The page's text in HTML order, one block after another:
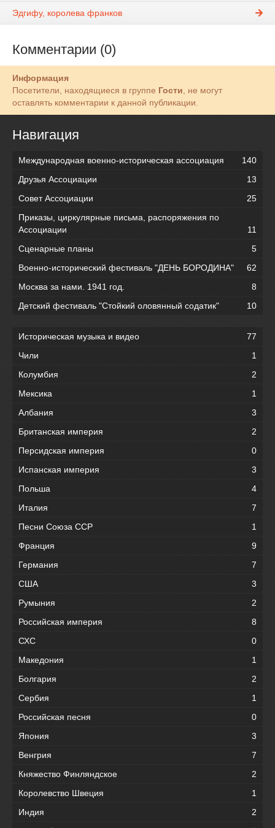
Эдгифу, королева франков
Комментарии (0)
Информация
Посетители, находящиеся в группе Гости , не могут
оставлять комментарии к данной публикации.
Навигация
Международная военно-историческая ассоциация
140
Друзья Ассоциации
13
Совет Ассоциации
25
Приказы, циркулярные письма, распоряжения по
Ассоциации
11
Сценарные планы
5
Военно-исторический фестиваль "ДЕНЬ БОРОДИНА"
62
Москва за нами. 1941 год.
8
Детский фестиваль "Стойкий оловянный содатик"
10
Историческая музыка и видео
77
Чили
1
Колумбия
2
Мексика
1
Албания
3
Британская империя
2
Персидская империя
0
Испанская империя
3
Польша
4
Италия
7
Песни Союза ССР
1
Франция
9
Германия
7
США
3
Румыния
2
Российская империя
8
СХС
0
Македония
1
Болгария
2
Сербия
1
Российская песня
0
Япония
3
Венгрия
7
Княжество Финляндское
2
Королевство Швеция
1
Индия
2